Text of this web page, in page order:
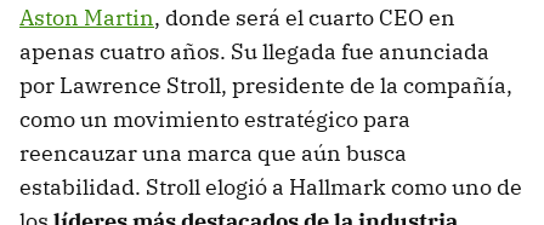
Aston Martin, donde será el cuarto CEO en
apenas cuatro años. Su llegada fue anunciada
por Lawrence Stroll, presidente de la compañía,
como un movimiento estratégico para
reencauzar una marca que aún busca
estabilidad. Stroll elogió a Hallmark como uno de